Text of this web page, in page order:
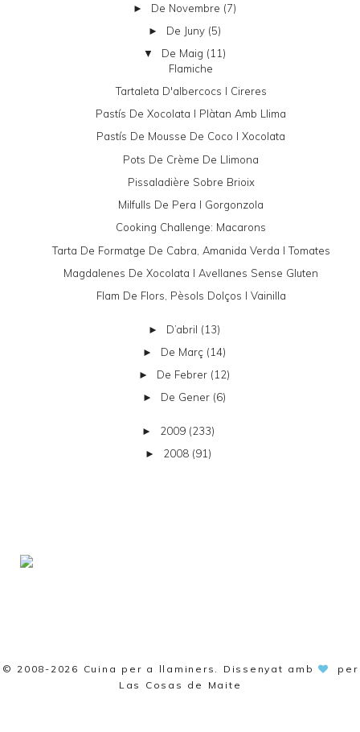
► De Novembre (7)
► De Juny (5)
▼ De Maig (11)
Flamiche
Tartaleta D'albercocs I Cireres
Pastís De Xocolata I Plàtan Amb Llima
Pastís De Mousse De Coco I Xocolata
Pots De Crème De Llimona
Pissaladière Sobre Brioix
Milfulls De Pera I Gorgonzola
Cooking Challenge: Macarons
Tarta De Formatge De Cabra, Amanida Verda I Tomates
Magdalenes De Xocolata I Avellanes Sense Gluten
Flam De Flors, Pèsols Dolços I Vainilla
► D’abril (13)
► De Març (14)
► De Febrer (12)
► De Gener (6)
► 2009 (233)
► 2008 (91)
© 2008-2026 Cuina per a llaminers . Dissenyat amb
per
Las Cosas de Maite